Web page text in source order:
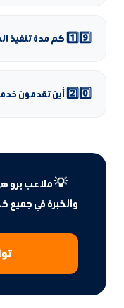
1️⃣9️⃣ كم مدة تنفيذ المشاريع؟
الجودة.
2️⃣0️⃣ أين تقدمون خدماتكم داخل السعودية؟
💡 ملاعب برو
والخبرة في جميع